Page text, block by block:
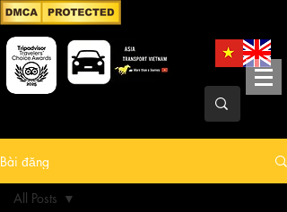
Bài đăng
All Posts